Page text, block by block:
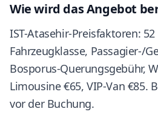
Wie wird das Angebot
IST-Atasehir-Preisfaktoren:
Fahrzeugklasse, Passagier-/
Bosporus-Querungsgebühr,
Limousine €65, VIP-Van €85.
vor der Buchung.